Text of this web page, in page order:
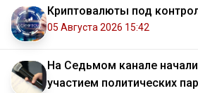
Криптовалюты под
05 Августа 2026 15:42
На Седьмом канале
участием политических